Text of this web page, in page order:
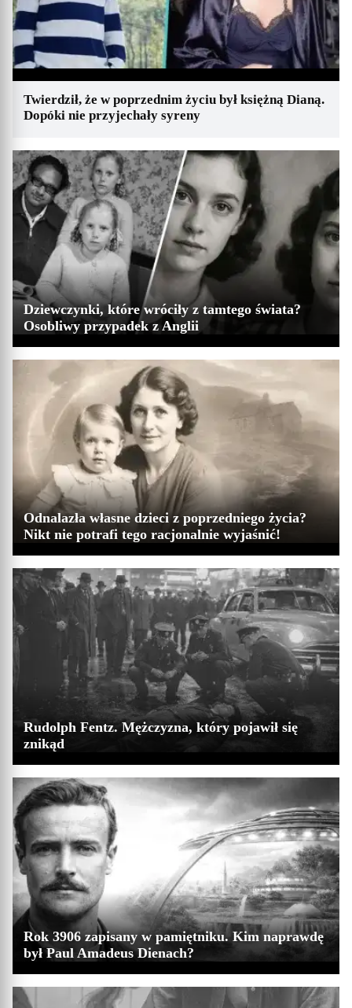
Twierdził, że w poprzednim życiu był księżną Dianą.
Dopóki nie przyjechały syreny
Dziewczynki, które wróciły z tamtego świata?
Osobliwy przypadek z Anglii
Odnalazła własne dzieci z poprzedniego życia?
Nikt nie potrafi tego racjonalnie wyjaśnić!
Rudolph Fentz. Mężczyzna, który pojawił się
znikąd
Rok 3906 zapisany w pamiętniku. Kim naprawdę
był Paul Amadeus Dienach?